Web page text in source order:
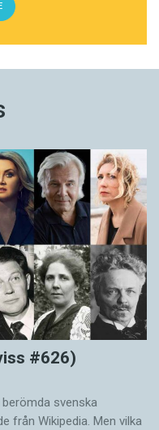
#626)
svenska
från Wikipedia. Men vilka